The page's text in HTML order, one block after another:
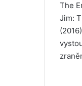
The
Jim: